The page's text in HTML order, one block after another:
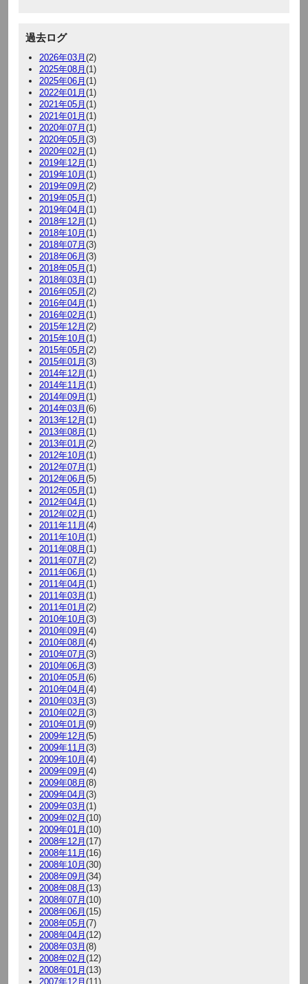
過去ログ
2026年03月 (2)
2025年08月 (1)
2025年06月 (1)
2022年01月 (1)
2021年05月 (1)
2021年01月 (1)
2020年07月 (1)
2020年05月 (3)
2020年02月 (1)
2019年12月 (1)
2019年10月 (1)
2019年09月 (2)
2019年05月 (1)
2019年04月 (1)
2018年12月 (1)
2018年10月 (1)
2018年07月 (3)
2018年06月 (3)
2018年05月 (1)
2018年03月 (1)
2016年05月 (2)
2016年04月 (1)
2016年02月 (1)
2015年12月 (2)
2015年10月 (1)
2015年05月 (2)
2015年01月 (3)
2014年12月 (1)
2014年11月 (1)
2014年09月 (1)
2014年03月 (6)
2013年12月 (1)
2013年08月 (1)
2013年01月 (2)
2012年10月 (1)
2012年07月 (1)
2012年06月 (5)
2012年05月 (1)
2012年04月 (1)
2012年02月 (1)
2011年11月 (4)
2011年10月 (1)
2011年08月 (1)
2011年07月 (2)
2011年06月 (1)
2011年04月 (1)
2011年03月 (1)
2011年01月 (2)
2010年10月 (3)
2010年09月 (4)
2010年08月 (4)
2010年07月 (3)
2010年06月 (3)
2010年05月 (6)
2010年04月 (4)
2010年03月 (3)
2010年02月 (3)
2010年01月 (9)
2009年12月 (5)
2009年11月 (3)
2009年10月 (4)
2009年09月 (4)
2009年08月 (8)
2009年04月 (3)
2009年03月 (1)
2009年02月 (10)
2009年01月 (10)
2008年12月 (17)
2008年11月 (16)
2008年10月 (30)
2008年09月 (34)
2008年08月 (13)
2008年07月 (10)
2008年06月 (15)
2008年05月 (7)
2008年04月 (12)
2008年03月 (8)
2008年02月 (12)
2008年01月 (13)
2007年12月 (11)